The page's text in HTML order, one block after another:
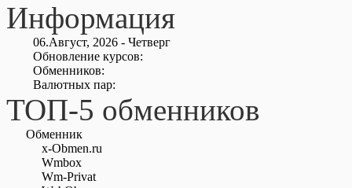
Информация
06.Август, 2026 - Четверг
Обновление курсов:
Обменников:
Валютных пар:
ТОП-5 обменников
Обменник
x-Obmen.ru
Wmbox
Wm-Privat